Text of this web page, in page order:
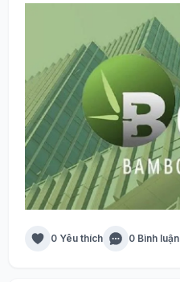
0 Yêu thích 0 Bình luận